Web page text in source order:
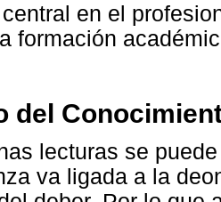
en el
formación
del
lecturas se
va ligada a la